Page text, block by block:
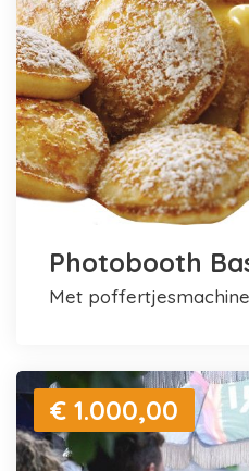
Photobooth
met
€ 1.000,00